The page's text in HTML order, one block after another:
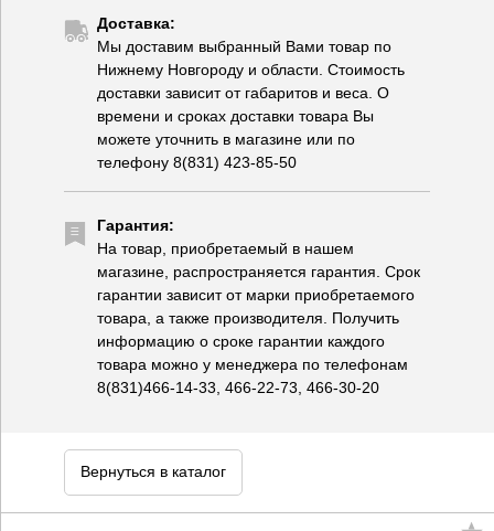
Доставка:
Мы доставим выбранный Вами товар по
Нижнему Новгороду и области. Стоимость
доставки зависит от габаритов и веса. О
времени и сроках доставки товара Вы
можете уточнить в магазине или по
телефону 8(831) 423-85-50
Гарантия:
На товар, приобретаемый в нашем
магазине, распространяется гарантия. Срок
гарантии зависит от марки приобретаемого
товара, а также производителя. Получить
информацию о сроке гарантии каждого
товара можно у менеджера по телефонам
8(831)466-14-33, 466-22-73, 466-30-20
Вернуться в каталог